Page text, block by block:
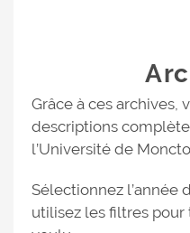
Grâce à ces archives,
descriptions
l’Université de
Sélectionnez l’année
utilisez les filtres